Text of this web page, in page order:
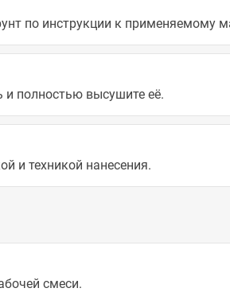
по инструкции к применяемому
и полностью высушите её.
и техникой нанесения.
смеси.